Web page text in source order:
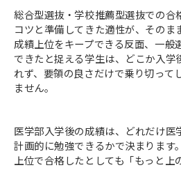
総合型選抜・学校推薦型選抜での合
コツと準備してきた適性が、そのま
成績上位をキープできる反面、一般
できたと捉える学生は、どこか入学
れず、要領の良さだけで乗り切って
ません。
医学部入学後の成績は、どれだけ医
計画的に勉強できるかで決まります
上位で合格したとしても「もっと